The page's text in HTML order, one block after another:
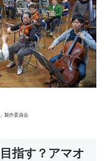
製作委員会
指す？アマオ